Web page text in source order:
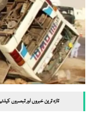
تازہ ترین خبروں اور تبصروں